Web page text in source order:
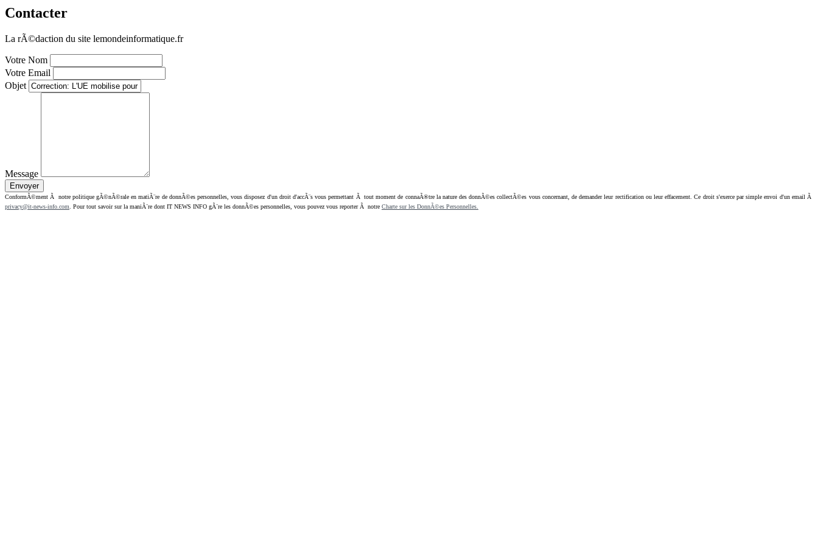
Contacter
La rÃ©daction du site lemondeinformatique.fr
Votre Nom
Votre Email
Objet
Message
ConformÃ©ment Ã notre politique gÃ©nÃ©rale en matiÃ¨re de donnÃ©es personnelles, vous disposez d'un droit d'accÃ¨s vous permettant Ã tout moment de connaÃ®tre la nature des donnÃ©es collectÃ©es vous concernant, de demander leur rectification ou leur effacement. Ce droit s'exerce par simple envoi d'un email Ã
privacy@it-news-info.com . Pour tout savoir sur la maniÃ¨re dont IT NEWS INFO gÃ¨re les donnÃ©es personnelles, vous pouvez vous reporter Ã notre Charte sur les DonnÃ©es Personnelles.